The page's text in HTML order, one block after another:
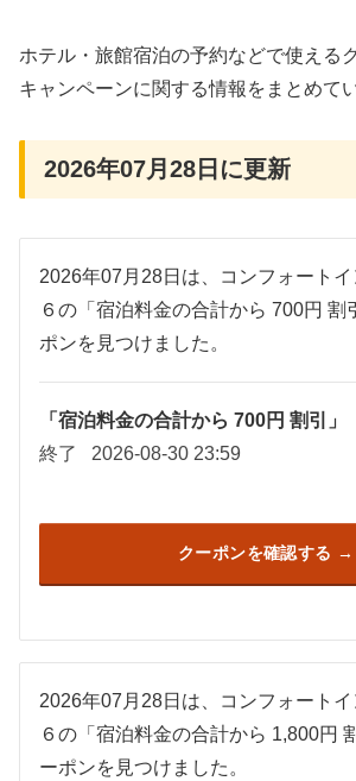
ホテル・旅館宿泊の予約などで使える
キャンペーンに関する情報をまとめて
2026年07月28日に更新
2026年07月28日は、コンフォートイ
６の「宿泊料金の合計から 700円 割
ポンを見つけました。
「宿泊料金の合計から 700円 割引」
終了
2026-08-30 23:59
クーポンを確認する
2026年07月28日は、コンフォートイ
６の「宿泊料金の合計から 1,800円
ーポンを見つけました。